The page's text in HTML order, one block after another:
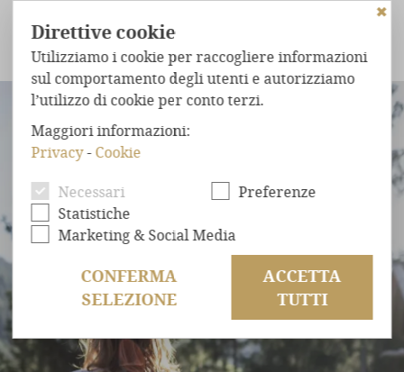
CHALET ARRIVO IN RELAX POSIZIONE CENTRALE
CHALETNEL BOSCO
BENESSEREASSOLUTO
POSIZIONEESCLUSIVA
RICHIESTA
✖
Direttive cookie
Utilizziamo i cookie per raccogliere informazioni
sul comportamento degli utenti e autorizziamo
l’utilizzo di cookie per conto terzi.
Maggiori informazioni:
Privacy-Cookie
Necessari
Preferenze
Statistiche
Marketing & Social Media
CONFERMA
SELEZIONE
ACCETTA
TUTTI